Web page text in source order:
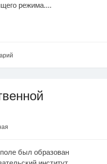
режима....
был образован